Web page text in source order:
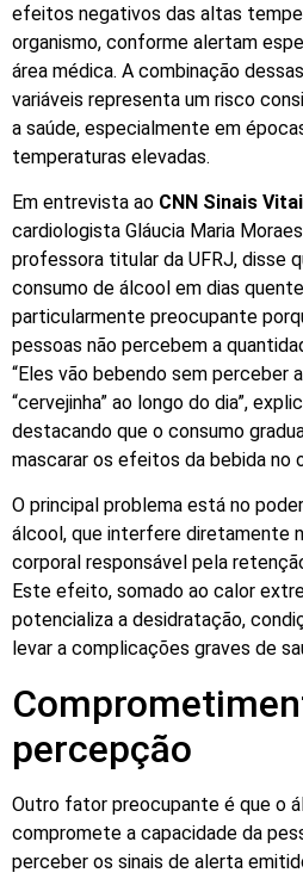
efeitos negativos das altas
organismo, conforme alertam
área médica. A combinação
variáveis representa um risco
a saúde, especialmente em
temperaturas elevadas.
Em entrevista ao CNN Sinais
cardiologista Gláucia Maria
professora titular da UFRJ, disse
consumo de álcool em dias
particularmente preocupante
pessoas não percebem a
“Eles vão bebendo sem perceber
“cervejinha” ao longo do dia”,
destacando que o consumo
mascarar os efeitos da bebida no
O principal problema está no
álcool, que interfere diretamente
corporal responsável pela
Este efeito, somado ao calor
potencializa a desidratação,
levar a complicações graves de
percepção
Outro fator preocupante é que o
compromete a capacidade da
perceber os sinais de alerta